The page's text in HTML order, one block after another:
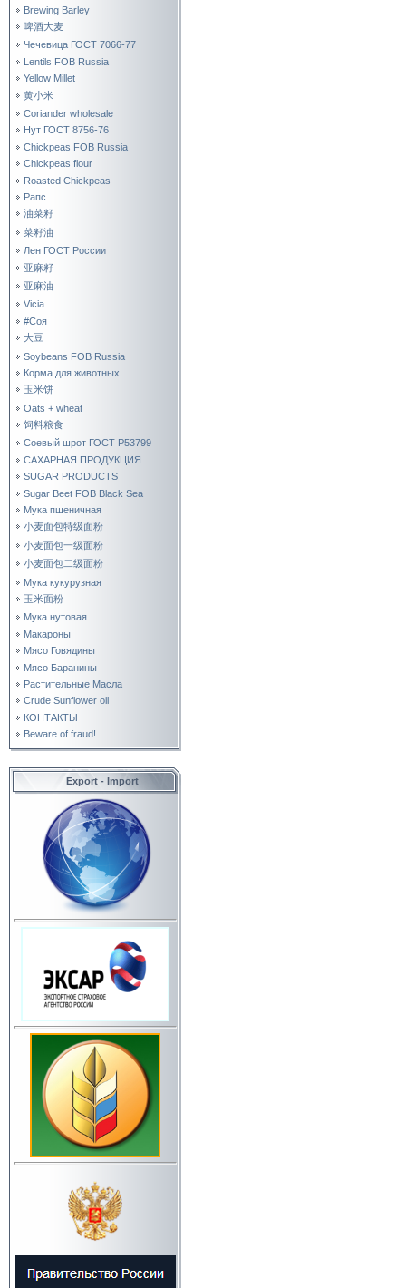
Brewing Barley
啤酒大麦
Чечевица ГОСТ 7066-77
Lentils FOB Russia
Yellow Millet
黄小米
Coriander wholesale
Нут ГОСТ 8756-76
Chickpeas FOB Russia
Chickpeas flour
Roasted Chickpeas
Рапс
油菜籽
菜籽油
Лен ГОСТ России
亚麻籽
亚麻油
Vicia
#Соя
大豆
Soybeans FOB Russia
Корма для животных
玉米饼
Oats + wheat
饲料粮食
Соевый шрот ГОСТ Р53799
САХАРНАЯ ПРОДУКЦИЯ
SUGAR PRODUCTS
Sugar Beet FOB Black Sea
Мука пшеничная
小麦面包特级面粉
小麦面包一级面粉
小麦面包二级面粉
Мука кукурузная
玉米面粉
Мука нутовая
Макароны
Мясо Говядины
Мясо Баранины
Растительные Масла
Crude Sunflower oil
КОНТАКТЫ
Beware of fraud!
Export - Import